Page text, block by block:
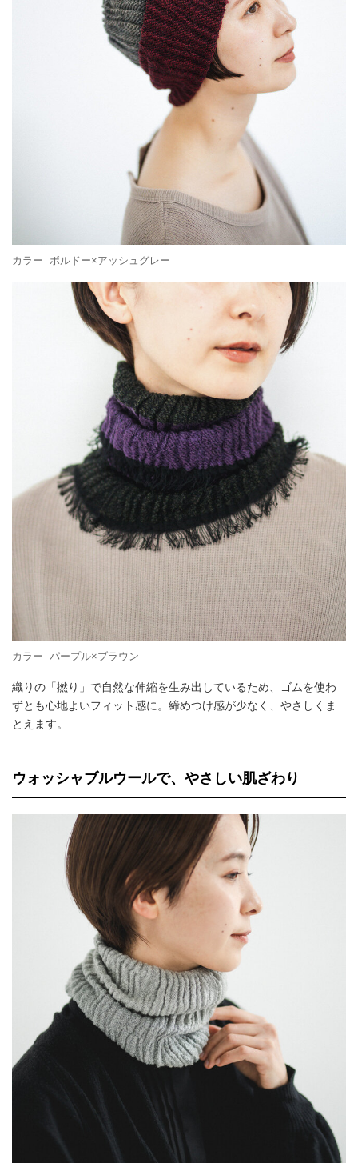
カラー│ボルドー×アッシュグレー
カラー│パープル×ブラウン
織りの「撚り」で自然な伸縮を生み出しているため、ゴムを使わ
ずとも心地よいフィット感に。締めつけ感が少なく、やさしくま
とえます。
ウォッシャブルウールで、やさしい肌ざわり